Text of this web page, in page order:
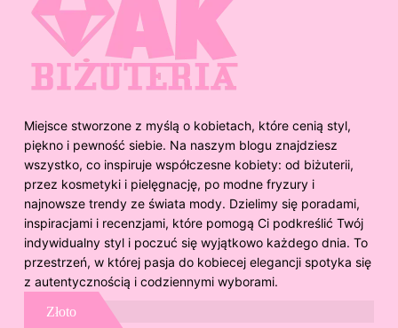
Miejsce stworzone z myślą o kobietach, które cenią styl,
piękno i pewność siebie. Na naszym blogu znajdziesz
wszystko, co inspiruje współczesne kobiety: od biżuterii,
przez kosmetyki i pielęgnację, po modne fryzury i
najnowsze trendy ze świata mody. Dzielimy się poradami,
inspiracjami i recenzjami, które pomogą Ci podkreślić Twój
indywidualny styl i poczuć się wyjątkowo każdego dnia. To
przestrzeń, w której pasja do kobiecej elegancji spotyka się
z autentycznością i codziennymi wyborami.
Złoto